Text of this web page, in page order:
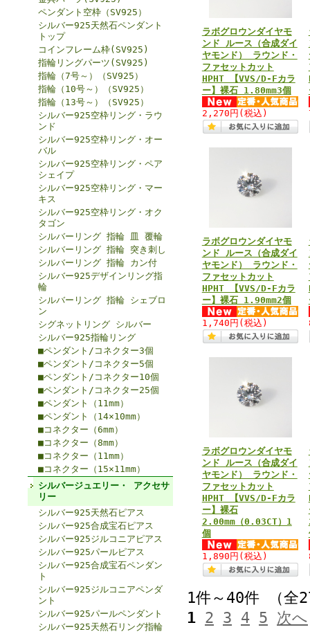
ペンダント空枠（SV925）
シルバー925天然石ペンダント
トップ
コインフレーム枠(SV925)
指輪リングパーツ(SV925)
指輪（7号～）（SV925）
指輪（10号～）（SV925）
指輪（13号～）（SV925）
シルバー925空枠リング・ラウ
ンド
シルバー925空枠リング・オー
バル
シルバー925空枠リング・ペア
シェイプ
シルバー925空枠リング・マー
キス
シルバー925空枠リング・オク
タゴン
シルバーリング 指輪 皿 覆輪
シルバーリング 指輪 突き刺し
シルバーリング 指輪 カン付
シルバー925デザインリング指
輪
シルバーリング 指輪 シェブロ
ン
シグネットリング シルバー
シルバー925指輪リング
■ペンダント/コネクター3個
■ペンダント/コネクター5個
■ペンダント/コネクター10個
■ペンダント/コネクター25個
■ペンダント（11mm）
■ペンダント（14×10mm）
■コネクター（6mm）
■コネクター（8mm）
■コネクター（11mm）
■コネクター（15×11mm）
シルバージュエリー・ アクセサ
リー
シルバー925天然石ピアス
シルバー925合成宝石ピアス
シルバー925ジルコニアピアス
シルバー925パールピアス
シルバー925合成宝石ペンダン
ト
シルバー925ジルコニアペンダ
ント
シルバー925パールペンダント
シルバー925天然石リング指輪
ラボグロウンダイヤモ
ンド ルース（合成ダイ
ヤモンド） ラウンド・
ファセットカット
HPHT 【VVS/D-Fカラ
ー】裸石 1.80mm3個
2,270円 (税込)
ラボグロウンダイヤモ
ンド ルース（合成ダイ
ヤモンド） ラウンド・
ファセットカット
HPHT 【VVS/D-Fカラ
ー】裸石 1.90mm2個
1,740円 (税込)
ラボグロウンダイヤモ
ンド ルース（合成ダイ
ヤモンド） ラウンド・
ファセットカット
HPHT 【VVS/D-Fカラ
ー】裸石
2.00mm（0.03CT）1
個
1,890円 (税込)
1件～40件 （
1 2 3 4 5 次へ